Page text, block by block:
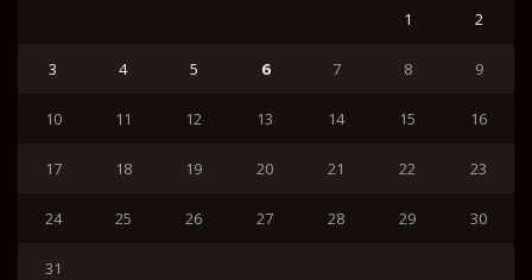
1 2
3 4 5 6 7 8 9
10 11 12 13 14 15 16
17 18 19 20 21 22 23
24 25 26 27 28 29 30
31